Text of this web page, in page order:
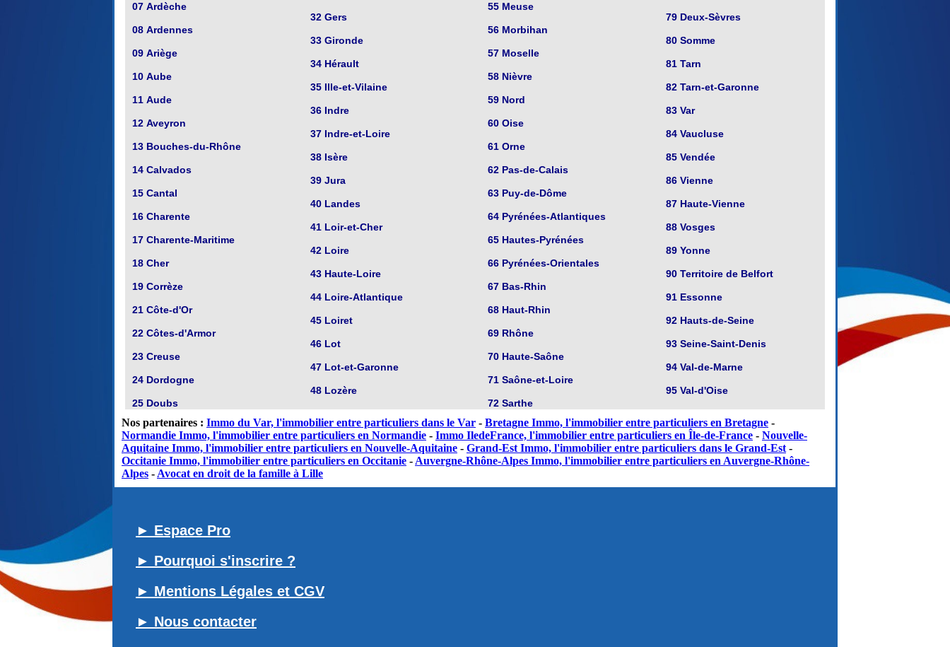
07 Ardèche
08 Ardennes
09 Ariège
10 Aube
11 Aude
12 Aveyron
13 Bouches-du-Rhône
14 Calvados
15 Cantal
16 Charente
17 Charente-Maritime
18 Cher
19 Corrèze
21 Côte-d'Or
22 Côtes-d'Armor
23 Creuse
24 Dordogne
25 Doubs
32 Gers
33 Gironde
34 Hérault
35 Ille-et-Vilaine
36 Indre
37 Indre-et-Loire
38 Isère
39 Jura
40 Landes
41 Loir-et-Cher
42 Loire
43 Haute-Loire
44 Loire-Atlantique
45 Loiret
46 Lot
47 Lot-et-Garonne
48 Lozère
55 Meuse
56 Morbihan
57 Moselle
58 Nièvre
59 Nord
60 Oise
61 Orne
62 Pas-de-Calais
63 Puy-de-Dôme
64 Pyrénées-Atlantiques
65 Hautes-Pyrénées
66 Pyrénées-Orientales
67 Bas-Rhin
68 Haut-Rhin
69 Rhône
70 Haute-Saône
71 Saône-et-Loire
72 Sarthe
79 Deux-Sèvres
80 Somme
81 Tarn
82 Tarn-et-Garonne
83 Var
84 Vaucluse
85 Vendée
86 Vienne
87 Haute-Vienne
88 Vosges
89 Yonne
90 Territoire de Belfort
91 Essonne
92 Hauts-de-Seine
93 Seine-Saint-Denis
94 Val-de-Marne
95 Val-d'Oise
Nos partenaires : Immo du Var, l'immobilier entre particuliers dans le Var - Bretagne Immo, l'immobilier entre particuliers en Bretagne -
Normandie Immo, l'immobilier entre particuliers en Normandie - Immo IledeFrance, l'immobilier entre particuliers en Île-de-France - Nouvelle-
Aquitaine Immo, l'immobilier entre particuliers en Nouvelle-Aquitaine - Grand-Est Immo, l'immobilier entre particuliers dans le Grand-Est -
Occitanie Immo, l'immobilier entre particuliers en Occitanie - Auvergne-Rhône-Alpes Immo, l'immobilier entre particuliers en Auvergne-Rhône-
Alpes - Avocat en droit de la famille à Lille
► Espace Pro
► Pourquoi s'inscrire ?
► Mentions Légales et CGV
► Nous contacter